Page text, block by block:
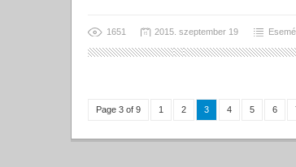
1651 2015. szeptember 19
Page 3 of 9 1 2 3 4 5 6